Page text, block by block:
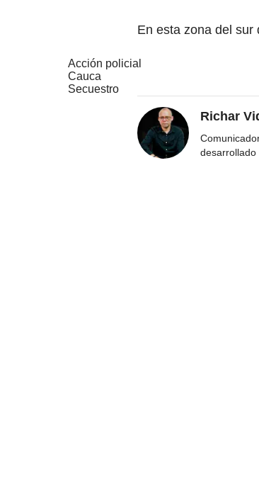
En esta zona del sur
Acción policial
Cauca
Secuestro
Richar
desarrollado